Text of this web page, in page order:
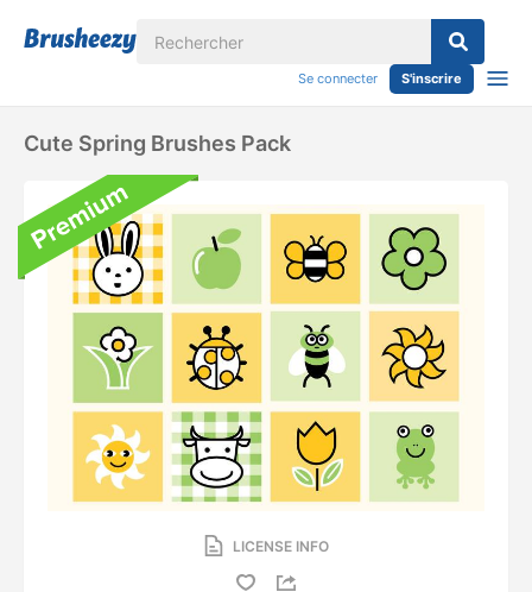
Se connecter S'inscrire
Cute Spring Brushes Pack
LICENSE INFO